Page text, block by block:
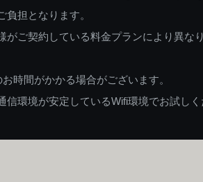
担となります。
がご契約している料金プランにより異
時間がかかる場合がございます。
環境が安定しているWifi環境でお試しく